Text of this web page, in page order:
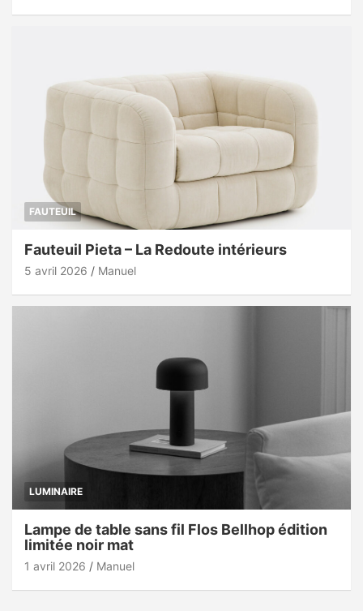
FAUTEUIL
Fauteuil Pieta – La Redoute intérieurs
5 avril 2026 Manuel
LUMINAIRE
Lampe de table sans fil Flos Bellhop édition
limitée noir mat
1 avril 2026 Manuel